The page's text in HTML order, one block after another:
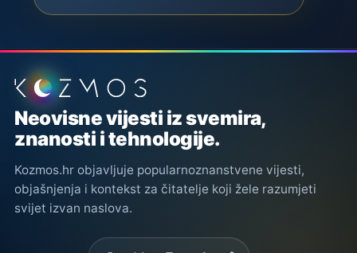
Podnožje stranice
Neovisne vijesti iz svemira,
znanosti i tehnologije.
Kozmos.hr objavljuje popularnoznanstvene vijesti,
objašnjenja i kontekst za čitatelje koji žele razumjeti
svijet izvan naslova.